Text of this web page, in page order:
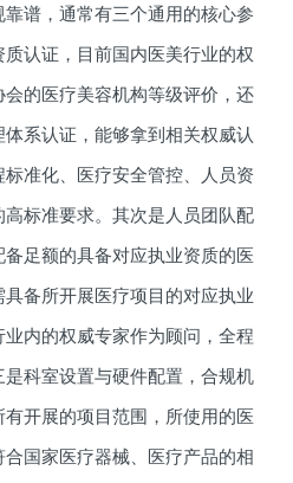
谱，通常有三个通用的核心参
认证，目前国内医美行业的权
的医疗美容机构等级评价，还
系认证，能够拿到相关权威认
准化、医疗安全管控、人员资
标准要求。其次是人员团队配
足额的具备对应执业资质的医
备所开展医疗项目的对应执业
内的权威专家作为顾问，全程
科室设置与硬件配置，合规机
开展的项目范围，所使用的医
国家医疗器械、医疗产品的相